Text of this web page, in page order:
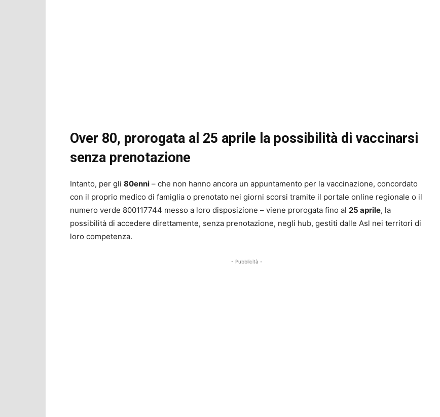
Over 80, prorogata al 25 aprile la possibilità di vaccinarsi
senza prenotazione
Intanto, per gli 80enni – che non hanno ancora un appuntamento per la vaccinazione, concordato
con il proprio medico di famiglia o prenotato nei giorni scorsi tramite il portale online regionale o il
numero verde 800117744 messo a loro disposizione – viene prorogata fino al 25 aprile, la
possibilità di accedere direttamente, senza prenotazione, negli hub, gestiti dalle Asl nei territori di
loro competenza.
- Pubblicità -